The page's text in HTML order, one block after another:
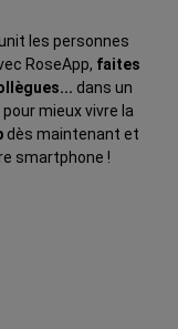
les personnes
RoseApp, faites
dans un
mieux vivre la
dès maintenant et
smartphone !